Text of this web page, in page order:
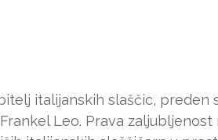
italijanskih slaščic,
Leo. Prava